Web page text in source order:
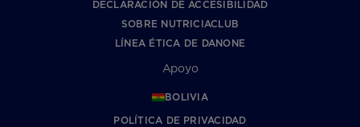
DECLARACIÓN DE ACCESIBILIDAD
SOBRE NUTRICIACLUB
LÍNEA ÉTICA DE DANONE
Apoyo
BOLIVIA
POLÍTICA DE PRIVACIDAD